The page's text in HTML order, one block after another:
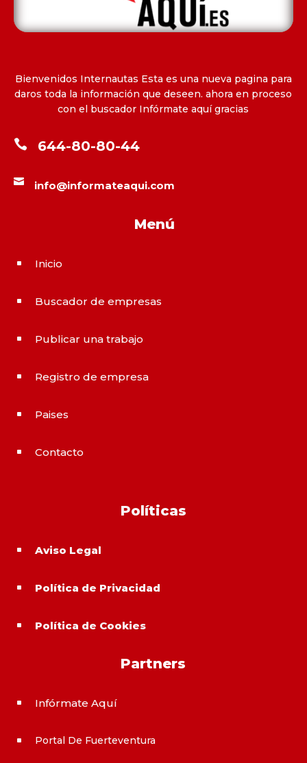
Bienvenidos Internautas Esta es una nueva pagina para
daros toda la información que deseen. ahora en proceso
con el buscador Infórmate aquí gracias
 644-80-80-44
 info@informateaqui.com
Menú
^ Inicio
^ Buscador de empresas
^ Publicar una trabajo
^ Registro de empresa
^ Paises
^ Contacto
Políticas
^ Aviso Legal
^ Política de Privacidad
^ Política de Cookies
Partners
^ Infórmate Aquí
^ Portal De Fuerteventura